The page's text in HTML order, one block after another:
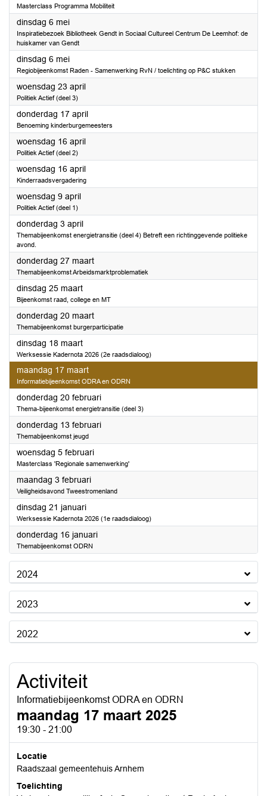
Masterclass Programma Mobiliteit
dinsdag 6 mei2025
Inspiratiebezoek Bibliotheek Gendt in Sociaal Cultureel Centrum De Leemhof: de
huiskamer van Gendt
dinsdag 6 mei2025
Regiobijeenkomst Raden - Samenwerking RvN / toelichting op P&C stukken
woensdag 23 april2025
Politiek Actief (deel 3)
donderdag 17 april2025
Benoeming kinderburgemeesters
woensdag 16 april2025
Politiek Actief (deel 2)
woensdag 16 april2025
Kinderraadsvergadering
woensdag 9 april2025
Politiek Actief (deel 1)
donderdag 3 april2025
Themabijeenkomst energietransitie (deel 4) Betreft een richtinggevende politieke
avond.
donderdag 27 maart2025
Themabijeenkomst Arbeidsmarktproblematiek
dinsdag 25 maart2025
Bijeenkomst raad, college en MT
donderdag 20 maart2025
Themabijeenkomst burgerparticipatie
dinsdag 18 maart2025
Werksessie Kadernota 2026 (2e raadsdialoog)
maandag 17 maart2025
Informatiebijeenkomst ODRA en ODRN
donderdag 20 februari2025
Thema-bijeenkomst energietransitie (deel 3)
donderdag 13 februari2025
Themabijeenkomst jeugd
woensdag 5 februari2025
Masterclass 'Regionale samenwerking'
maandag 3 februari2025
Veiligheidsavond Tweestromenland
dinsdag 21 januari2025
Werksessie Kadernota 2026 (1e raadsdialoog)
donderdag 16 januari2025
Themabijeenkomst ODRN
2024
2023
2022
Activiteit
Informatiebijeenkomst ODRA en ODRN
maandag 17 maart 2025
19:30 - 21:00
Locatie
Raadszaal gemeentehuis Arnhem
Toelichting